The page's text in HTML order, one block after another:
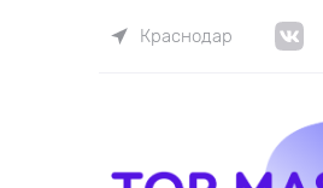
Краснодар